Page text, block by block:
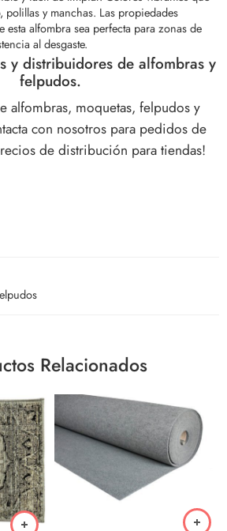
polillas y manchas. Las propiedades
esta alfombra sea perfecta para zonas de
al desgaste.
y distribuidores de alfombras y
felpudos.
alfombras, moquetas, felpudos y
con nosotros para pedidos de
de distribución para tiendas!
Relacionados